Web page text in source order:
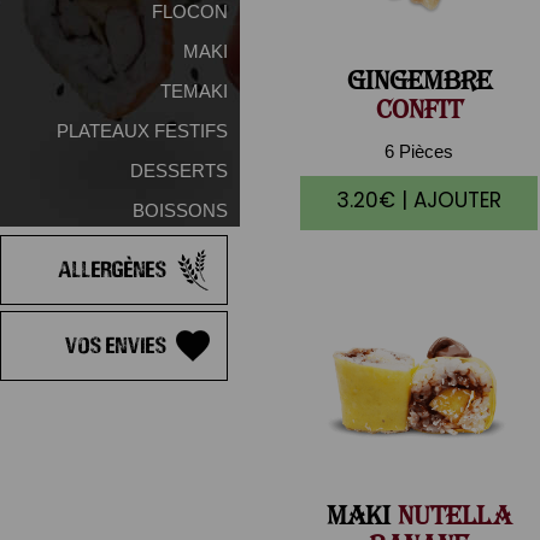
FLOCON
MAKI
TEMAKI
PLATEAUX FESTIFS
DESSERTS
BOISSONS
Allergènes
Vos Envies
GINGEMBRE
CONFIT
6 Pièces
3.20€ | AJOUTER
MAKINUTELLA